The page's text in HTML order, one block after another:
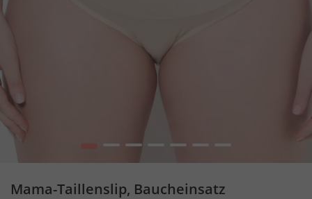
2 3 4 5 6 7
Mama-Taillenslip, Baucheinsatz